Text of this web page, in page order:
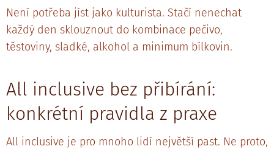
Není potřeba jíst jako kulturista. Stačí nenechat
každý den sklouznout do kombinace pečivo,
těstoviny, sladké, alkohol a minimum bílkovin.
All inclusive bez přibírání:
konkrétní pravidla z praxe
All inclusive je pro mnoho lidí největší past. Ne proto,